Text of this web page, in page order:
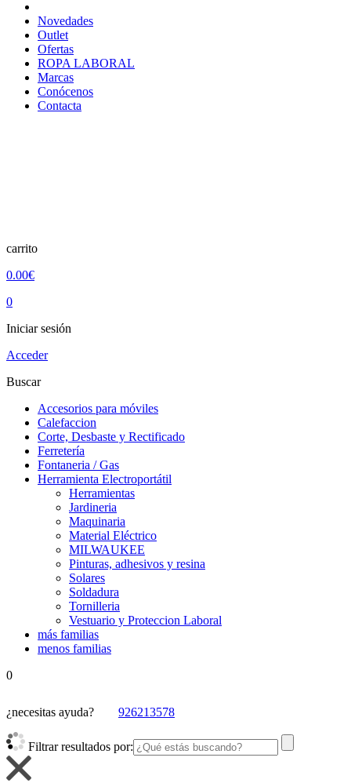
Novedades
Outlet
Ofertas
ROPA LABORAL
Marcas
Conócenos
Contacta
carrito
0.00€
0
Iniciar sesión
Acceder
Buscar
Accesorios para móviles
Calefaccion
Corte, Desbaste y Rectificado
Ferretería
Fontaneria / Gas
Herramienta Electroportátil
Herramientas
Jardineria
Maquinaria
Material Eléctrico
MILWAUKEE
Pinturas, adhesivos y resina
Solares
Soldadura
Tornilleria
Vestuario y Proteccion Laboral
más familias
menos familias
0
¿necesitas ayuda? 926213578
Filtrar resultados por: